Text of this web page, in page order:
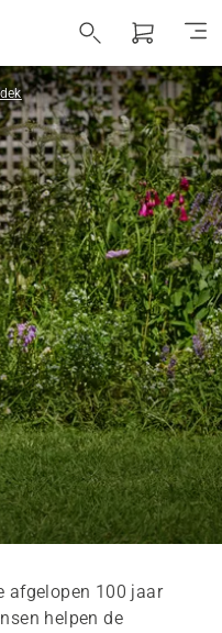
afgelopen 100 jaar
helpen de